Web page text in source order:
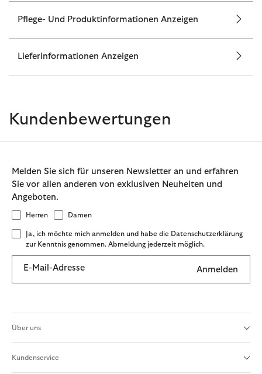
Pflege- Und Produktinformationen Anzeigen
Lieferinformationen Anzeigen
Kundenbewertungen
Melden Sie sich für unseren Newsletter an und erfahren
Sie vor allen anderen von exklusiven Neuheiten und
Angeboten.
Herren Damen
Ja, ich möchte mich anmelden und habe die Datenschutzerklärung
zur Kenntnis genommen. Abmeldung jederzeit möglich.
E-Mail-Adresse Anmelden
Über uns
Kundenservice